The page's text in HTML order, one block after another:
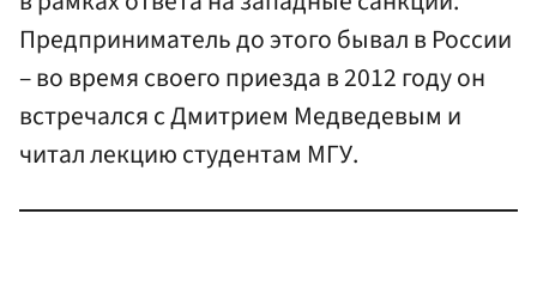
Предприниматель до этого бывал в России
– во время своего приезда в 2012 году он
встречался с Дмитрием Медведевым и
читал лекцию студентам МГУ.